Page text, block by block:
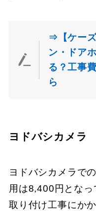
⇒【ケー
ン・ドア
る？工事
ら
ヨドバシカメラ
ヨドバシカメラで
用は8,400円とな
取り付け工事にか